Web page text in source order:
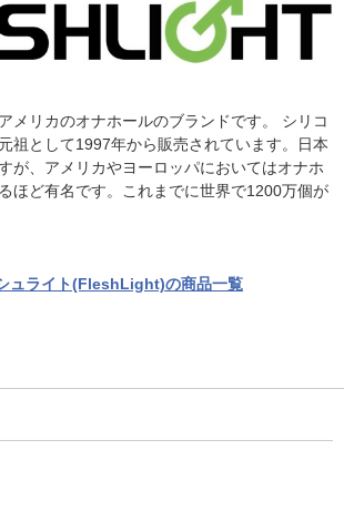
メリカのオナホールのブランドです。 シリコ
祖として1997年から販売されています。日本
が、アメリカやヨーロッパにおいてはオナホ
ほど有名です。これまでに世界で1200万個が
ュライト(FleshLight)の商品一覧